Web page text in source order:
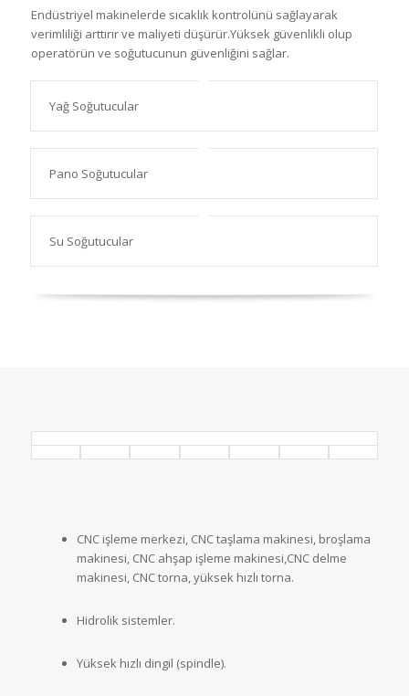
Endüstriyel makinelerde sıcaklık kontrolünü sağlayarak
verimliliği arttırır ve maliyeti düşürür.Yüksek güvenlikli olup
operatörün ve soğutucunun güvenliğini sağlar.
Yağ Soğutucular
Pano Soğutucular
Su Soğutucular
CNC işleme merkezi, CNC taşlama makinesi, broşlama
makinesi, CNC ahşap işleme makinesi,CNC delme
makinesi, CNC torna, yüksek hızlı torna.
Hidrolik sistemler.
Yüksek hızlı dingil (spindle).